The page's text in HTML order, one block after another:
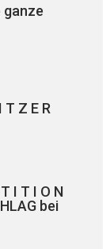
ganze
T Z E R
I T I O N
bei